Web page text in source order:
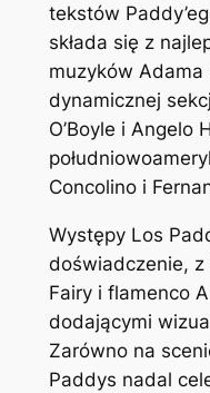
tekstów
składa się z
muzyków
dynamicznej
O’Boyle i Angelo
Concolino i
Występy Los
doświadczenie,
Fairy i flamenco
dodającymi
Zarówno na
Paddys nadal